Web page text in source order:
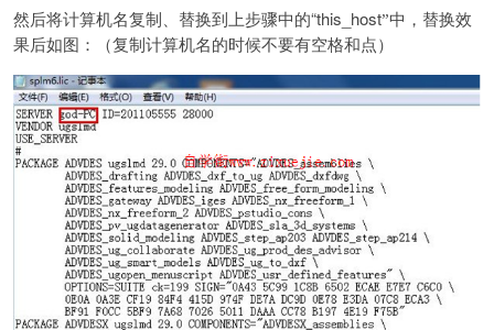
然后将计算机名复制、替换到上步骤中的“this_host”中，替换效
果后如图：（复制计算机名的时候不要有空格和点）